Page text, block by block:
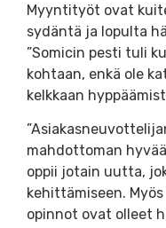
Myyntityöt ovat
sydäntä ja lopulta
”Somicin pesti tuli
kohtaan, enkä ole
kelkkaan
mahdottoman
oppii jotain uutta,
kehittämiseen.
opinnot ovat olleet